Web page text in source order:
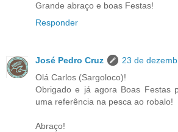
Grande abraço e boas Festas!
Responder
José Pedro Cruz
23 de
Olá Carlos (Sargoloco)!
Obrigado e já agora Boas Festas
uma referência na pesca ao robalo!
Abraço!